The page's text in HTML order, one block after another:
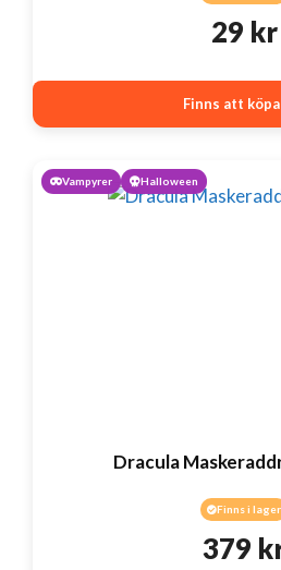
29 kr
Finns att
Vampyrer Halloween
Dracula
Finns i lager
379